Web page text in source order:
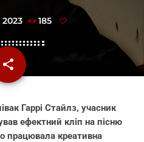
185
share
email
Гаррі Стайлз, учасник
ефектний кліп на пісню
працювала креативна